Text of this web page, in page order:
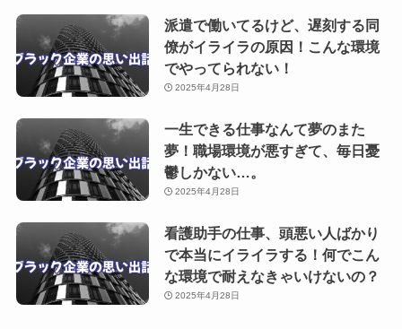
派遣で働いてるけど、遅刻する同
僚がイライラの原因！こんな環境
でやってられない！
2025年4月28日
一生できる仕事なんて夢のまた
夢！職場環境が悪すぎて、毎日憂
鬱しかない…。
2025年4月28日
看護助手の仕事、頭悪い人ばかり
で本当にイライラする！何でこん
な環境で耐えなきゃいけないの？
2025年4月28日